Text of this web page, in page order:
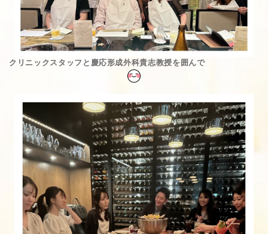
クリニックスタッフと慶応形成外科貴志教授を囲んで